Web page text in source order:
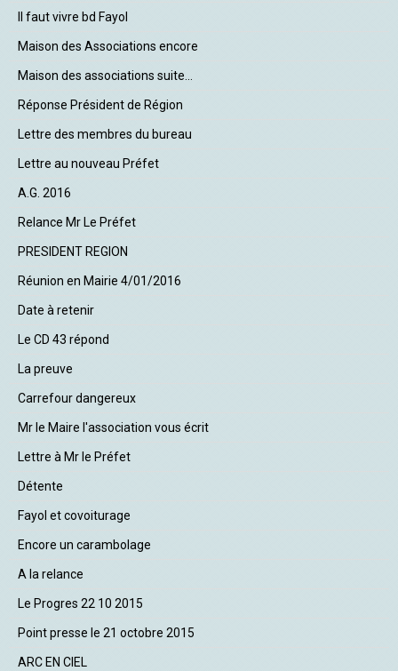
Il faut vivre bd Fayol
Maison des Associations encore
Maison des associations suite...
Réponse Président de Région
Lettre des membres du bureau
Lettre au nouveau Préfet
A.G. 2016
Relance Mr Le Préfet
PRESIDENT REGION
Réunion en Mairie 4/01/2016
Date à retenir
Le CD 43 répond
La preuve
Carrefour dangereux
Mr le Maire l'association vous écrit
Lettre à Mr le Préfet
Détente
Fayol et covoiturage
Encore un carambolage
A la relance
Le Progres 22 10 2015
Point presse le 21 octobre 2015
ARC EN CIEL